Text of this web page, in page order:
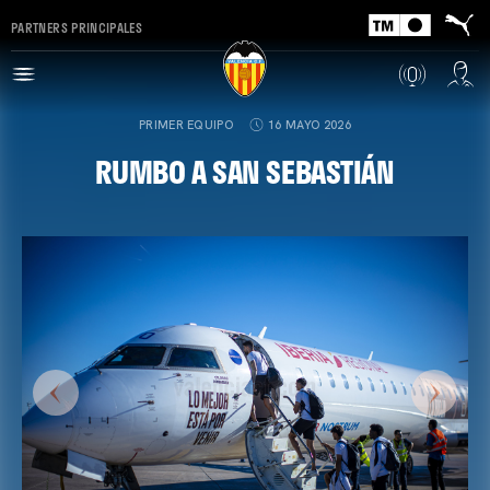
PARTNERS PRINCIPALES
PRIMER EQUIPO 16 MAYO 2026
RUMBO A SAN SEBASTIÁN